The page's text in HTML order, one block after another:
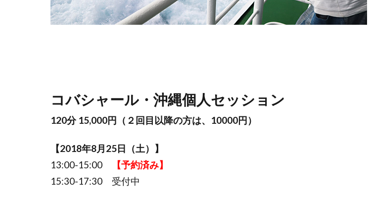
コバシャール・沖縄個人セッション
120分 15,000円（２回目以降の方は、10000円）
【2018年8月25日（土）】
13:00-15:00
【予約済み】
15:30-17:30 受付中